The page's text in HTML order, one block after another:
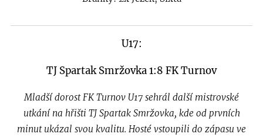
U17:
TJ Spartak Smržovka 1:8 FK Turnov
Mladší dorost FK Turnov U17 sehrál další mistrovské
utkání na hřišti TJ Spartak Smržovka, kde od prvních
minut ukázal svou kvalitu. Hosté vstoupili do zápasu ve